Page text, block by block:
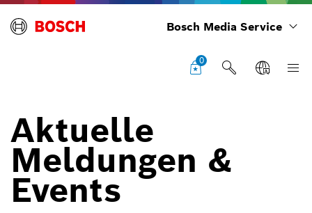
Bosch Media Service
0
Aktuelle
Meldungen &
Events